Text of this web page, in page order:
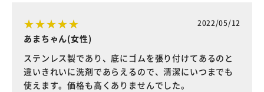
2022/05/12
あまちゃん(女性)
ステンレス製であり、底にゴムを張り付けてあるのと
違いきれいに洗剤であらえるので、清潔にいつまでも
使えます。価格も高くありませんでした。